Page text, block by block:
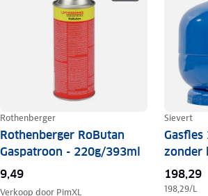
Rothenberger
Rothenberger RoButan
Gaspatroon - 220g/393ml
9,49
Verkoop door PimXL
Sievert
zonder
198,29
198,29/L